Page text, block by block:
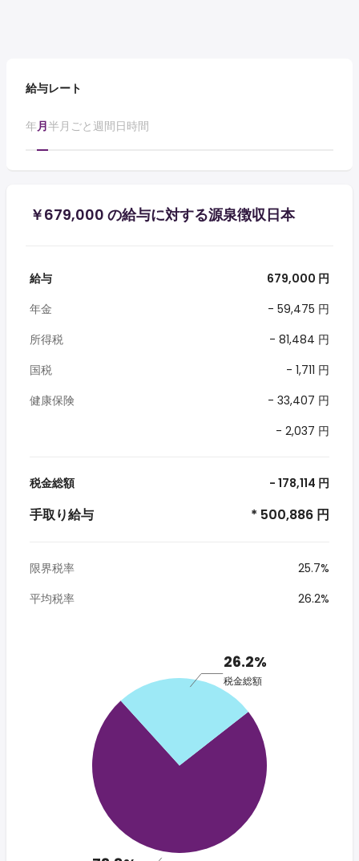
給与レート
年月半月ごと週間日時間
￥679,000 の給与に対する源泉徴収日本
給与
679,000 円
年金
- 59,475 円
所得税
- 81,484 円
国税
- 1,711 円
健康保険
- 33,407 円
- 2,037 円
税金総額 - 178,114 円
手取り給与 * 500,886 円
限界税率
25.7%
平均税率
26.2%
26.2%
税金総額